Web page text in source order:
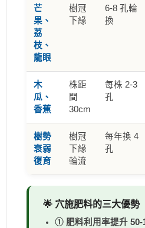
芒
果、
荔
枝、
龍眼
樹冠
下緣
6-8 孔輪
換
木
瓜、
香蕉
株距
間
30cm
每株 2-3
孔
樹勢
衰弱
復育
樹冠
下緣
輪流
每年換 4
孔
🌟 穴施肥料的三大優勢
① 肥料利用率提升 50-